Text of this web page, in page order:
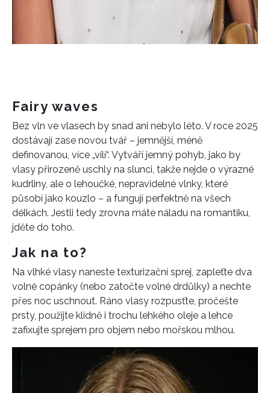
INFORMACE
REDAKCE
Fairy waves
Bez vln ve vlasech by snad ani nebylo léto. V roce 2025
dostávají zase novou tvář – jemnější, méně
definovanou, více „vílí“. Vytváří jemný pohyb, jako by
vlasy přirozeně uschly na slunci, takže nejde o výrazné
kudrliny, ale o lehoučké, nepravidelné vlnky, které
působí jako kouzlo – a fungují perfektně na všech
délkách. Jestli tedy zrovna máte náladu na romantiku,
jděte do toho.
Jak na to?
Na vlhké vlasy naneste texturizační sprej, zapleťte dva
volné copánky (nebo zatočte volné drdůlky) a nechte
přes noc uschnout. Ráno vlasy rozpusťte, pročešte
prsty, použijte klidně i trochu lehkého oleje a lehce
zafixujte sprejem pro objem nebo mořskou mlhou.